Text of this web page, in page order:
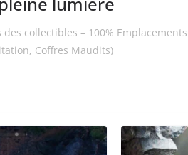
collectibles – 100%
Coffres Maudits)